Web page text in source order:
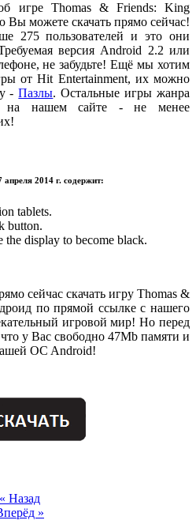
игре Thomas & Friends: King
Вы можете скачать прямо сейчас!
275 пользователей и это они
версия Android 2.2 или
не забудьте! Ещё мы хотим
от Hit Entertainment, их можно
-Пазлы. Остальные игры жанра
на нашем сайте - не менее
апреля 2014 г. содержит:
tablets.
button.
the display to become black.
сейчас скачать игру Thomas &
по прямой ссылке с нашего
игровой мир! Но перед
что у Вас свободно 47Mb памяти и
OC Android!
« Назад
»